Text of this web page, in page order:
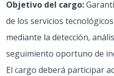
Objetivo del cargo:
de los servicios
mediante la detección,
seguimiento oportuno de
El cargo deberá participar